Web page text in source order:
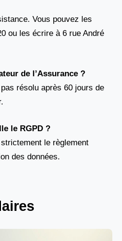
Vous pouvez les
ou les écrire à 6 rue André
de l’Assurance ?
résolu après 60 jours de
le RGPD ?
le règlement
des données.